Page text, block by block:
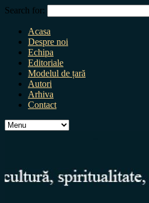
Search for:
Acasa
Despre noi
Echipa
Editoriale
Modelul de țară
Autori
Arhiva
Contact